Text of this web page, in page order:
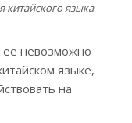
китайского языка
ее невозможно
языке,
на